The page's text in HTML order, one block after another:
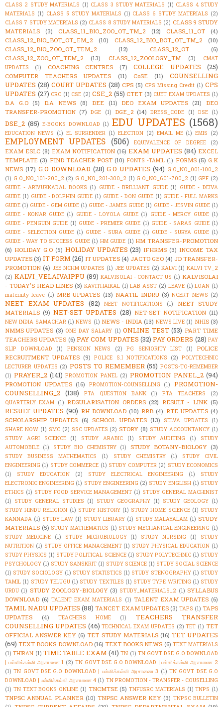
CLASS 2 STUDY MATERIALS (1) CLASS 3 STUDY MATERIALS (1) CLASS 4 STUDY
MATERIALS (1) CLASS 5 STUDY MATERIALS (1) CLASS 6 STUDY MATERIALS (2)
CLASS 7 STUDY MATERIALS (2) CLASS 8 STUDY MATERIALS (2) CLASS 9 STUDY
MATERIALS
(3) CLASS_11_BIO_ZOO_OT_TM_2 (12) CLASS_11_OT
(4)
CLASS_12_BIO_BOT_OT_EM_2
(10) CLASS_12_BIO_BOT_OT_TM_2
(10)
CLASS_12_BIO_ZOO_OT_TEM_2
(12) CLASS_12_OT
(6)
CLASS_12_ZOO_OT_TEM_2
(13) CLASS_12_ZOOLOGY_TM (3)
CMAT
UPDATES
(1) COACHING CENTRES (7) COLLEGE UPDATES (25)
COMPUTER TEACHERS UPDATES (11) CoSE (11)
COUNSELLING
UPDATES (28) COURT UPDATES (28) CPS (5) CPS Missing Credit (1) CPS
UPDATES (27) CRC (1) CSE (2) CSE_2 (55) CTET (3) CUET EXAM UPDATES (1)
D.A G.O (5) D.A NEWS (8) DEE (11) DEO EXAM UPDATES (21)
DEO
TRANSFER-PROMOTION (7) DGE (1) DGE_2 (14) DRESS_CODE (1) DSE (1)
DSE_2 (85) E-BOOKS DOWNLOAD (1) EDU UPDATES (1568)
EDUCATION NEWS (1) EL SURRENDER (1) ELECTION (2) EMAIL ME (1) EMIS (2)
EMPLOYMENT UPDATES (506) EQUIVALENCE OF DEGREE (2)
EXAM ESLC (8) EXAM NOTIFICATION (16) EXAM UPDATES (84) EXCEL
TEMPLATE (3) FIND TEACHER POST (10) FONTS -TAMIL (1) FORMS (5) G.K
NEWS (17) G.O DOWNLOAD (28) G.O UPDATES (94) G.O_NO_001-100_2
(1) G.O_NO_101-200_2 (2) G.O_NO_201-300_2 (1) G.O_NO_601-700_2 (1) GPF (2)
GUIDE - ARIVUKKADAL BOOKS (1) GUIDE - BRILLIANT GUIDE (1) GUIDE - DEIVA
GUIDE (1) GUIDE - DOLPHIN GUIDE (1) GUIDE - DON GUIDE (1) GUIDE - FULL MARKS
GUIDE (1) GUIDE - GEM GUIDE (1) GUIDE - JAMES GUIDE (1) GUIDE - JESVIN GUIDE (1)
GUIDE - KONAR GUIDE (1) GUIDE - LOYOLA GUIDE (1) GUIDE - MERCY GUIDE (1)
GUIDE - PENGUIN GUIDE (1) GUIDE - PREMIER GUIDE (1) GUIDE - SARAS GUIDE (1)
GUIDE - SELECTION GUIDE (1) GUIDE - SURA GUIDE (1) GUIDE - SURYA GUIDE (1)
GUIDE - WAY TO SUCCESS GUIDE (1) HM GUIDE (1) HM TRANSFER-PROMOTION
(6) HOLIDAY G.O (5) HOLIDAY UPDATES (23) IFHRMS (3) INCOME TAX
UPDATES (3) IT FORM (26) IT UPDATES (4) JACTO GEO (4) JD TRANSFER-
PROMOTION (4) JEE NCHM UPDATES (1) JEE UPDATES (2) KALVI (1) KALVI TV_2
(2) KALVI_VELAIVAIPPU (89) KALVISOLAI - CONTACT US (1) KALVISOLAI
- TODAY'S HEAD LINES (3) KAVITHAIKAL (1) LAB ASST (2) LEAVE (1) LOAN (1)
maternity leave (1) MRB UPDATES (13) NAATIL INDRU (3) NCERT NEWS (2)
NEET EXAM UPDATES (82) NEET NOTIFICATIONS (1)
NEET STUDY
MATERIALS (9) NET-SET UPDATES (28) NET-SET NOTIFICATION (11)
NEW INDIA SAMACHAR (1) NEWS (1) NEWS - INDIA (13) NEWS LIVE (1) NHIS (3)
NMMS UPDATES (3) ONE DAY SALARY (1) ONLINE TEST (53) PART TIME
TEACHERS UPDATES (6) PAY COM UPDATES (32) PAY ORDERS (28) PAY
SLIP DOWNLOAD
(1) PENSION NEWS (2) PG SENIORITY LIST (1)
POLICE
RECRUITMENT UPDATES (9) POLICE S.I NOTIFICATIONS (2) POLYTECHNIC
LECTURER UPDATES (2) POSTS TO REMEMBER (55) POSTS-TO-REMEMBER
(1) PRAYER_2 (141) PROMOTION PANEL (2) PROMOTION PANEL_2 (94)
PROMOTION UPDATES (16) PROMOTION-COUNSELLING (1)
PROMOTION-
COUNSELLING_2 (138) PTA QUESTION BANK (1) PTA TEACHERS
(2)
QUARTERLY EXAM (1) REGULARISATION ORDERS (22) RESULT - LINK (5)
RESULT UPDATES (90) RH DOWNLOAD (10) RRB (4) RTE UPDATES (4)
SCHOLARSHIP UPDATES (6) SCHOOL UPDATES (13) SELVA UPDATES
(1)
SHARE NOW (1) SMC (2) SSC UPDATES (2) STORY (8) STUDY ACCOUNTANCY (1)
STUDY AGRI SCIENCE
(1) STUDY ARABIC (1) STUDY AUDITING (1)
STUDY
AUTOMOBILE (1) STUDY BIO CHEMISTRY (1) STUDY BOTANY-BIOLOGY (3)
STUDY BUSINESS MATHEMATICS (1) STUDY CHEMISTRY (1)
STUDY CIVIL
ENGINEERING (1) STUDY COMMERCE (1) STUDY COMPUTER (2) STUDY ECONOMICS
(1)
STUDY EDUCATION (2) STUDY ELECTRICAL ENGINEERING (1)
STUDY
ELECTRONIC ENGINEERING (1) STUDY ENGINEERING (2) STUDY ENGLISH (1) STUDY
ETHICS (1) STUDY FOOD SERVICE MANAGEMENT (1) STUDY GENERAL MACHINIST
(1) STUDY GENERAL STUDIES (1) STUDY GEOGRAPHY (1) STUDY GEOLOGY (1)
STUDY HINDU RELIGION (1) STUDY HISTORY (1) STUDY HOME SCIENCE (1) STUDY
KANNADA (1) STUDY LAW (1) STUDY LIBRARY (1) STUDY MALAYALAM (1) STUDY
MATERIALS (5) STUDY MATHEMATICS (1) STUDY MECHANICAL ENGINEERING (1)
STUDY MEDICINE
(1) STUDY MICROBIOLOGY (1) STUDY NURSING (1)
STUDY
NUTRITION (1) STUDY OFFICE MANAGEMENT (1) STUDY PHYSICAL EDUCATION (1)
STUDY PHYSICS (1) STUDY POLITICAL SCIENCE (1) STUDY POLYTECHNIC (1) STUDY
PSYCHOLOGY (1) STUDY SANSKRIT (1) STUDY SCIENCE (1) STUDY SOCIAL SCIENCE
(1) STUDY SOCIOLOGY (1) STUDY STATISTICS (1) STUDY STENOGRAPHY (1) STUDY
TAMIL (1) STUDY TELUGU (1) STUDY TEXTILES (1) STUDY TYPE WRITING (1) STUDY
URDU (1) STUDY ZOOLOGY-BIOLOGY (3) STUDY_MATERIALS_2 (1) SYLLABUS
DOWNLOAD (6) TALENT EXAM MATERIALS (1) TALENT EXAM UPDATES (6)
TAMIL NADU UPDATES (88) TANCET EXAM UPDATES (3) TAPS (1) TAPS
UPDATES
(4) TEACHERS HOME (1)
TEACHERS TRANSFER
COUNSELLING UPDATES (46) TECHNICAL EXAM UPDATES (2) TET (1) TET
OFFICIAL ANSWER KEY (6) TET STUDY MATERIALS (16) TET UPDATES
(69) TEXT BOOKS DOWNLOAD (16) TEXT BOOKS NEWS (6) TEXT MATERIALS
(1) THIRAN (1) TIME TABLE EXAM (41) TN (1) TN GOVT DSE G.O DOWNLOAD
| பள்ளிக்கல்வி அரசாணை 1 (2) TN GOVT DSE G.O DOWNLOAD | பள்ளிக்கல்வி அரசாணை 2
(1) TN GOVT DSE G.O DOWNLOAD | பள்ளிக்கல்வி அரசாணை 3 (1) TN GOVT DSE G.O
DOWNLOAD | பள்ளிக்கல்வி அரசாணை 4 (1) TN PROMOTION - TRANSFER - COUSELLING
(1) TN TEXT BOOKS ONLINE (1) TNCMTSE (5) TNFUSRC MATERIALS (1) TNPS (1)
TNPSC ANNUAL PLANNER (10) TNPSC ANSWER KEY (3) TNPSC BULLETIN